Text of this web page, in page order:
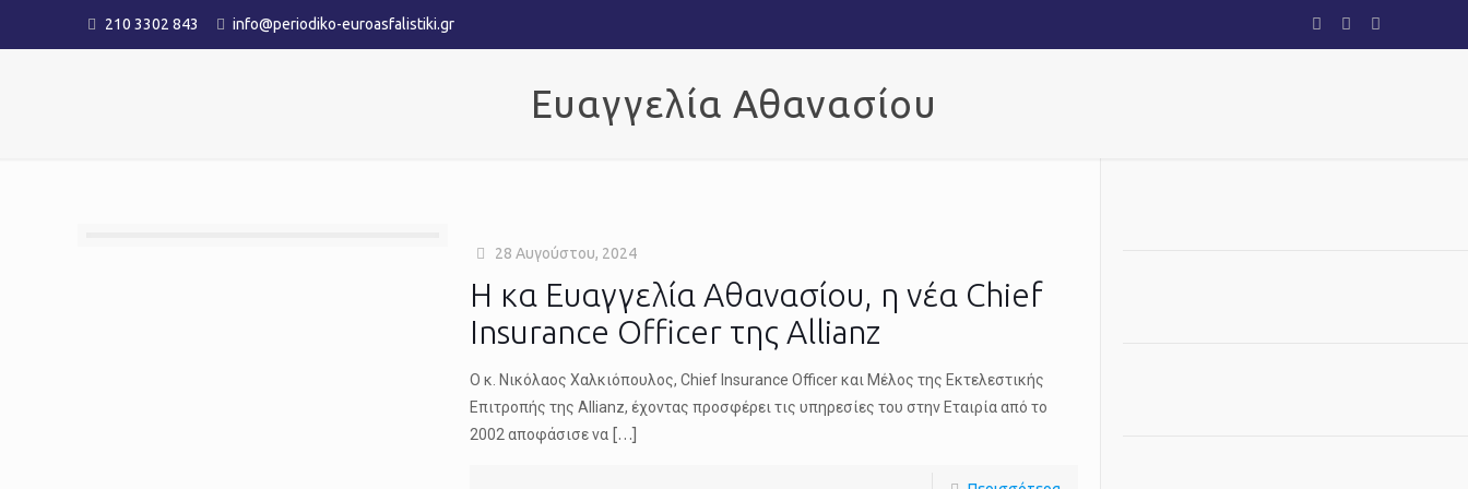
210 3302 843 info@periodiko-euroasfalistiki.gr
Ευαγγελία Αθανασίου
28 Αυγούστου, 2024
H κα Ευαγγελία Αθανασίου, η νέα Chief
Insurance Officer της Allianz
O κ. Νικόλαος Χαλκιόπουλος, Chief Insurance Officer και Μέλος της Εκτελεστικής
Επιτροπής της Allianz, έχοντας προσφέρει τις υπηρεσίες του στην Εταιρία από το
2002 αποφάσισε να […]